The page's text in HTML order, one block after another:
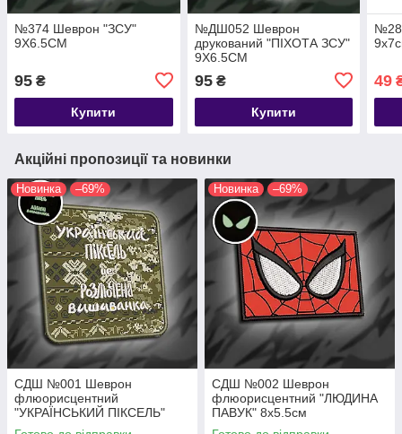
№374 Шеврон "ЗСУ"
9Х6.5СМ
95 ₴
Купити
№ДШ052 Шеврон
друкований "ПІХОТА ЗСУ"
9Х6.5СМ
95₴
Купити
49
Акційні пропозиції та новинки
Новинка –69%
СДШ №001 Шеврон
флюорисцентний
"УКРАЇНСЬКИЙ ПІКСЕЛЬ"
8х8см
Новинка –69%
СДШ №002 Шеврон
флюорисцентний "ЛЮДИНА
ПАВУК" 8х5.5см